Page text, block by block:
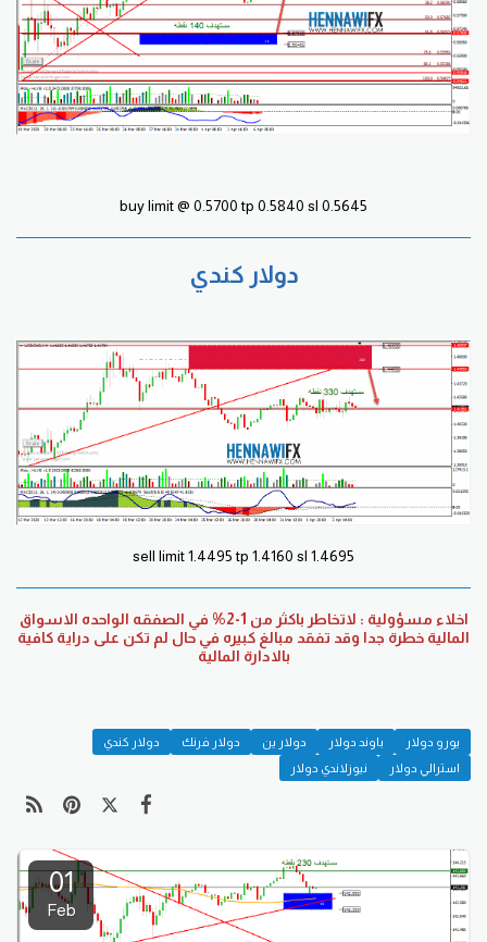
buy limit @ 0.5700 tp 0.5840 sl 0.5645
دولار كندي
sell limit 1.4495 tp 1.4160 sl 1.4695
اخلاء مسؤولية : لاتخاطر باكثر من 1-2% في الصفقه الواحده الاسواق
المالية خطرة جدا وقد تفقد مبالغ كبيره في حال لم تكن على دراية كافية
بالادارة المالية
يورو دولار باوند دولار دولار ين دولار فرنك
دولار كندي
استرالي دولار
نيوزلاندي دولار
01
Feb